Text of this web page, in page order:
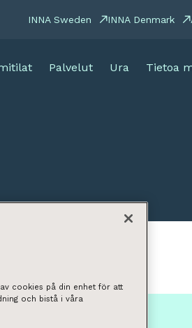
INNA Sweden INNA Denmark
Palvelut Ura Tietoa
cookies på din enhet för att
och bistå i våra